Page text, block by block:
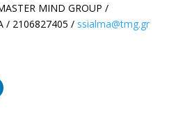
MIND GROUP /
/ 2106827405 / ssialma@tmg.gr